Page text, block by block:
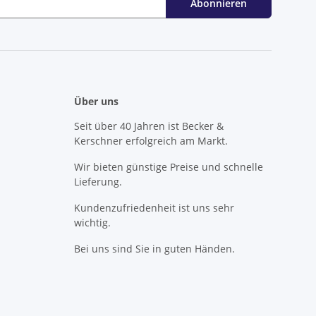
Abonnieren
Über uns
Seit über 40 Jahren ist Becker &
Kerschner erfolgreich am Markt.
Wir bieten günstige Preise und schnelle
Lieferung.
Kundenzufriedenheit ist uns sehr
wichtig.
Bei uns sind Sie in guten Händen.